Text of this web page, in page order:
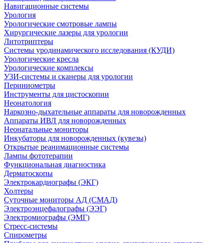
Навигационные системы
Урология
Урологические смотровые лампы
Хирургические лазеры для урологии
Литотриптеры
Системы уродинамического исследования (КУДИ)
Урологические кресла
Урологические комплексы
УЗИ-системы и сканеры для урологии
Периниометры
Инструменты для цистоскопии
Неонатология
Наркозно-дыхательные аппараты для новорожденных
Аппараты ИВЛ для новорожденных
Неонатальные мониторы
Инкубаторы для новорожденных (кувезы)
Открытые реанимационные системы
Лампы фототерапии
Функциональная диагностика
Дерматоскопы
Электрокардиографы (ЭКГ)
Холтеры
Суточные мониторы АД (СМАД)
Электроэнцефалографы (ЭЭГ)
Электромиографы (ЭМГ)
Стресс-системы
Спирометры